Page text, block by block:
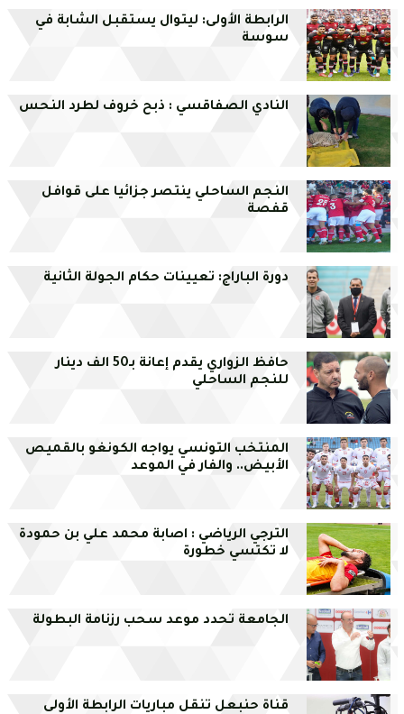
الرابطة الأولى: ليتوال يستقبل الشابة في
سوسة
النادي الصفاقسي : ذبح خروف لطرد النحس
النجم الساحلي ينتصر جزائيا على قوافل
قفصة
دورة الباراج: تعيينات حكام الجولة الثانية
حافظ الزواري يقدم إعانة بـ50 الف دينار
للنجم الساحلي
المنتخب التونسي يواجه الكونغو بالقميص
الأبيض.. والفار في الموعد
الترجي الرياضي : اصابة محمد علي بن حمودة
لا تكتسي خطورة
الجامعة تحدد موعد سحب رزنامة البطولة
قناة حنبعل تنقل مباريات الرابطة الأولى